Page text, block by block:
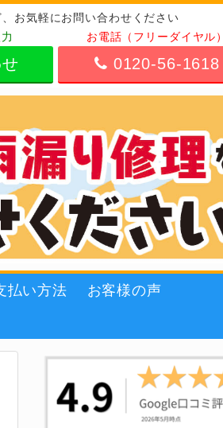
お気軽にお問い合わせください
お電話（フリーダイヤル）
0120-56-1618
払い方法 お客様の声